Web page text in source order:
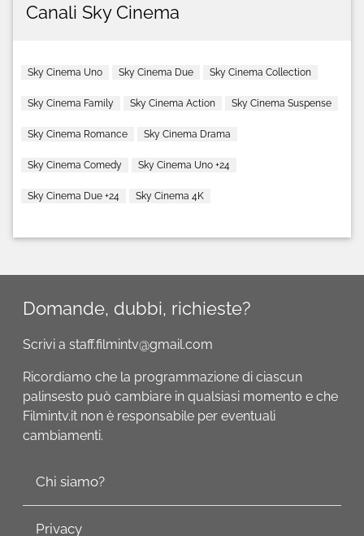
Canali Sky Cinema
Sky Cinema Uno Sky Cinema Due Sky Cinema Collection
Sky Cinema Family Sky Cinema Action Sky Cinema Suspense
Sky Cinema Romance Sky Cinema Drama
Sky Cinema Comedy Sky Cinema Uno +24
Sky Cinema Due +24 Sky Cinema 4K
Domande, dubbi, richieste?
Scrivi a staff.filmintv@gmail.com
Ricordiamo che la programmazione di ciascun
palinsesto può cambiare in qualsiasi momento e che
Filmintv.it non è responsabile per eventuali
cambiamenti.
Chi siamo?
Privacy